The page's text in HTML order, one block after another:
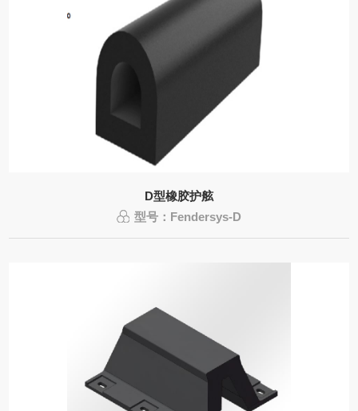
D型橡胶护舷
型号：Fendersys-D